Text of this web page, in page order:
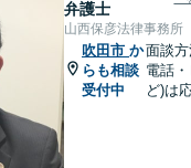
弁護士
山西保彦法律事務所
吹田市 か
らも相談
受付中
面談方
電話
ど)は